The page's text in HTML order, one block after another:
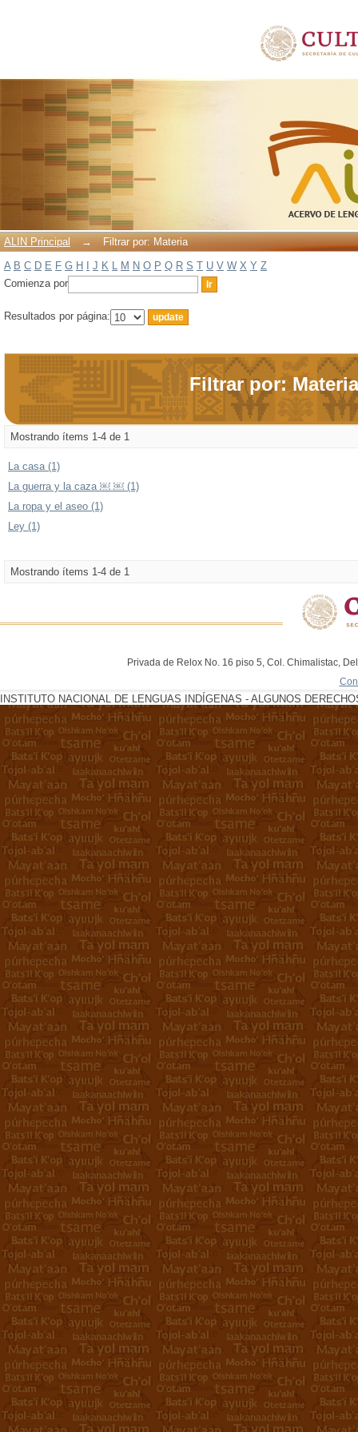
ALIN Principal →
Filtrar por: Materia
A B C D E F G H J K L M N O P Q R S T U V W X Y Z
Comienza por
Resultados por página:
Filtrar por: Materia
Mostrando ítems 1-4 de 1
La casa (1)
La guerra y la caza ￼ ￼ (1)
La ropa y el aseo (1)
Ley (1)
Mostrando ítems 1-4 de 1
Privada de Relox No. 16 piso 5, Col. Chimalistac,
INSTITUTO NACIONAL DE LENGUAS INDÍGENAS - ALGUNOS